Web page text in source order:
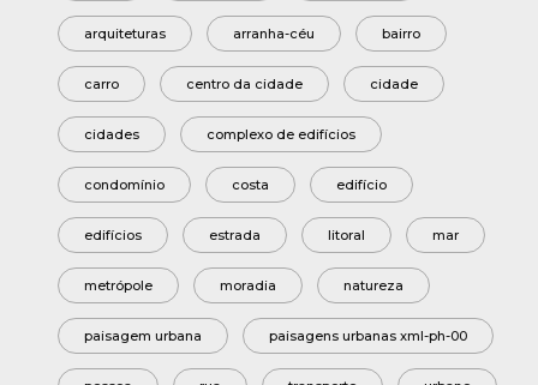
arquiteturas arranha-céu bairro
carro centro da cidade cidade
cidades complexo de edifícios
condomínio costa edifício
edifícios estrada litoral mar
metrópole moradia natureza
paisagem urbana paisagens urbanas xml-ph-00